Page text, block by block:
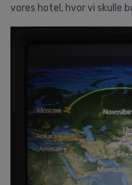
vores hotel, hvor vi skulle